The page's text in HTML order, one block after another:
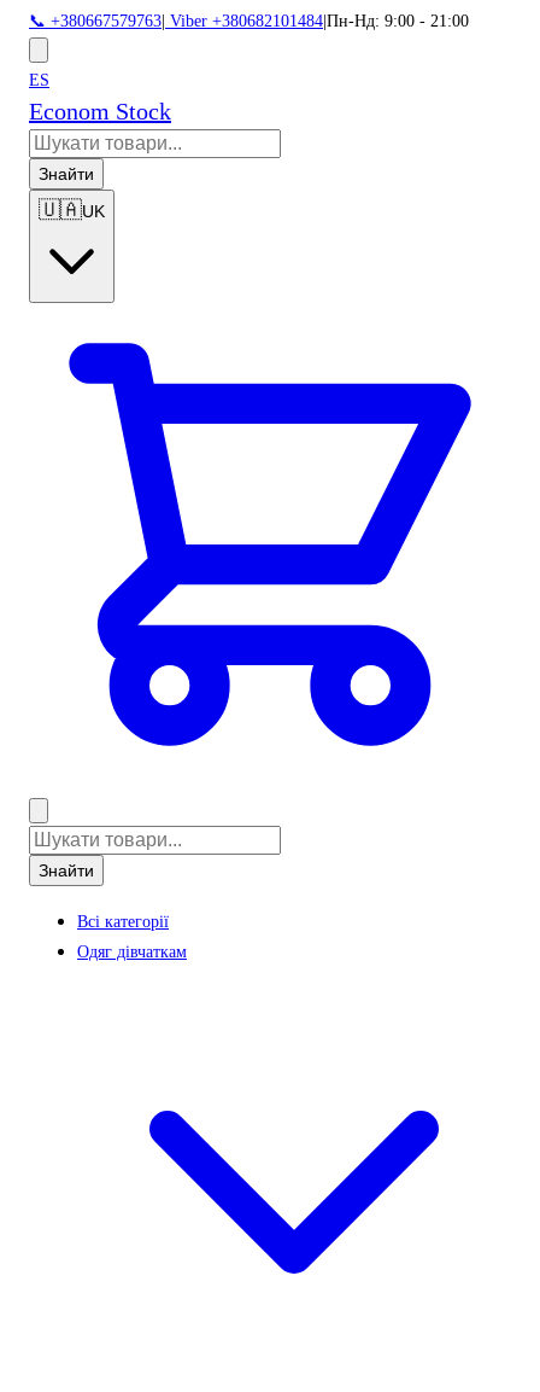
📞 +380667579763 Viber +380682101484 Пн-Нд: 9:00 - 21:00
ES
Econom Stock
Знайти
🇺🇦UK
Знайти
Всі категорії
Одяг дівчаткам